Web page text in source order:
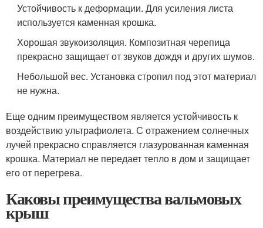
Устойчивость к деформации. Для усиления листа
используется каменная крошка.
Хорошая звукоизоляция. Композитная черепица
прекрасно защищает от звуков дождя и других шумов.
Небольшой вес. Установка стропил под этот материал
не нужна.
Еще одним преимуществом является устойчивость к
воздействию ультрафиолета. С отражением солнечных
лучей прекрасно справляется глазурованная каменная
крошка. Материал не передает тепло в дом и защищает
его от перегрева.
Каковы преимущества вальмовых
крыш